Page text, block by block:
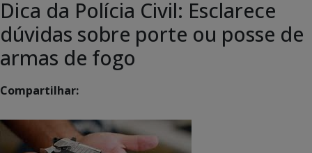
Dica da Polícia Civil: Esclarece
dúvidas sobre porte ou posse de
armas de fogo
Compartilhar: